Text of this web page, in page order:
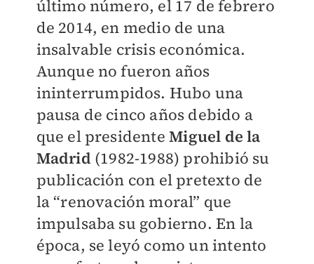
último número, el 17 de febrero
de 2014, en medio de una
insalvable crisis económica.
Aunque no fueron años
ininterrumpidos. Hubo una
pausa de cinco años debido a
que el presidenteMiguel de la
Madrid (1982-1988) prohibió su
publicación con el pretexto de
la “renovación moral” que
impulsaba su gobierno. En la
época, se leyó como un intento